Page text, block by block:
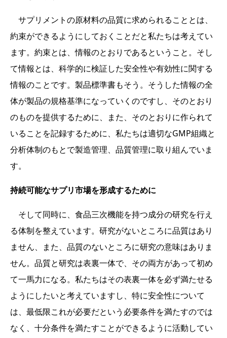
サプリメントの原材料の品質に求められることとは、
約束ができるようにしておくことだと私たちは考えてい
ます。約束とは、情報のとおりであるということ。そし
て情報とは、科学的に検証した安全性や有効性に関する
情報のことです。製品標準書もそう。そうした情報の全
体が製品の規格基準になっていくのですし、そのとおり
のものを提供するために、また、そのとおりに作られて
いることを記録するために、私たちは適切なGMP組織と
分析体制のもとで製造管理、品質管理に取り組んでいま
す。
持続可能なサプリ市場を形成するために
そして同時に、食品三次機能を持つ成分の研究を行え
る体制を整えています。研究がないところに品質はあり
ません、また、品質のないところに研究の意味はありま
せん。品質と研究は表裏一体で、その両方があって初め
て一馬力になる。私たちはその表裏一体を必ず満たせる
ようにしたいと考えていますし、特に安全性について
は、最低限これが必要だという必要条件を満たすのでは
なく、十分条件を満たすことができるように活動してい